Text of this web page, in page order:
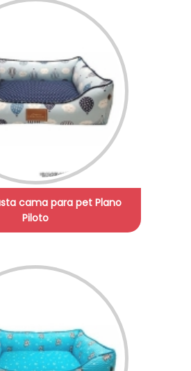
cama para pet Plano
Piloto